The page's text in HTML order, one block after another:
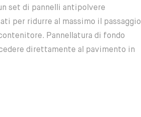
set di pannelli antipolvere
per ridurre al massimo il passaggio
Pannellatura di fondo
direttamente al pavimento in